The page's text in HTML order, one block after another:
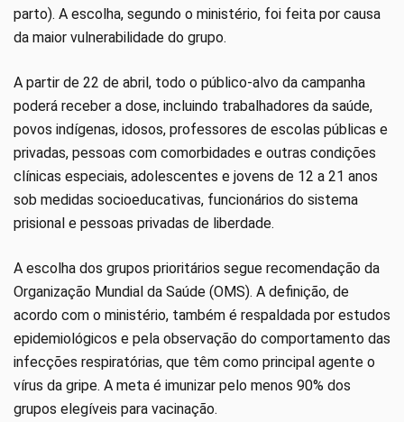
parto). A escolha, segundo o ministério, foi feita por causa
da maior vulnerabilidade do grupo.
A partir de 22 de abril, todo o público-alvo da campanha
poderá receber a dose, incluindo trabalhadores da saúde,
povos indígenas, idosos, professores de escolas públicas e
privadas, pessoas com comorbidades e outras condições
clínicas especiais, adolescentes e jovens de 12 a 21 anos
sob medidas socioeducativas, funcionários do sistema
prisional e pessoas privadas de liberdade.
A escolha dos grupos prioritários segue recomendação da
Organização Mundial da Saúde (OMS). A definição, de
acordo com o ministério, também é respaldada por estudos
epidemiológicos e pela observação do comportamento das
infecções respiratórias, que têm como principal agente o
vírus da gripe. A meta é imunizar pelo menos 90% dos
grupos elegíveis para vacinação.